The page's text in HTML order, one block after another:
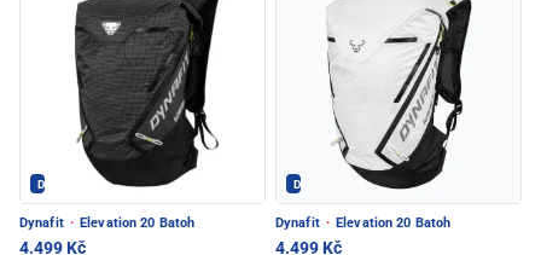
Dynafit - PEC POD SNĚŽKOU
Dynafit · Elevation 20 Batoh
4.499 Kč
Dynafit - PEC POD SNĚŽKOU
Dynafit · Elevation 20 Batoh
4.499 Kč